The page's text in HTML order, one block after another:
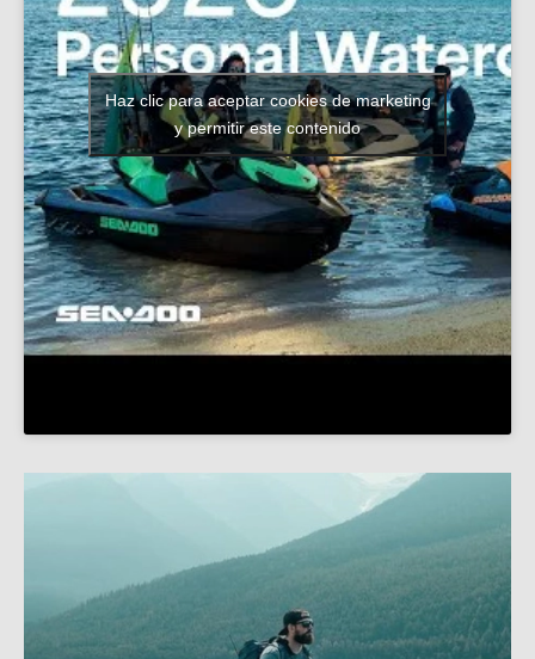
Haz clic para aceptar cookies de marketing
y permitir este contenido